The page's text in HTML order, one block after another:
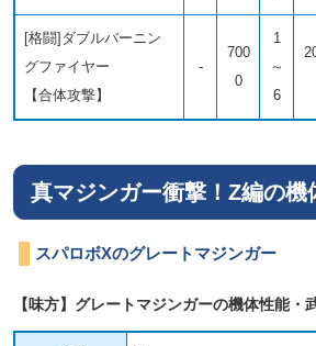
[格闘]ダブルバーニン
グファイヤー
【合体攻撃】
-
700
0
1
～
6
真マジンガー衝撃！Z編の機
スパロボXのグレートマジンガー
【味方】グレートマジンガーの機体性能・